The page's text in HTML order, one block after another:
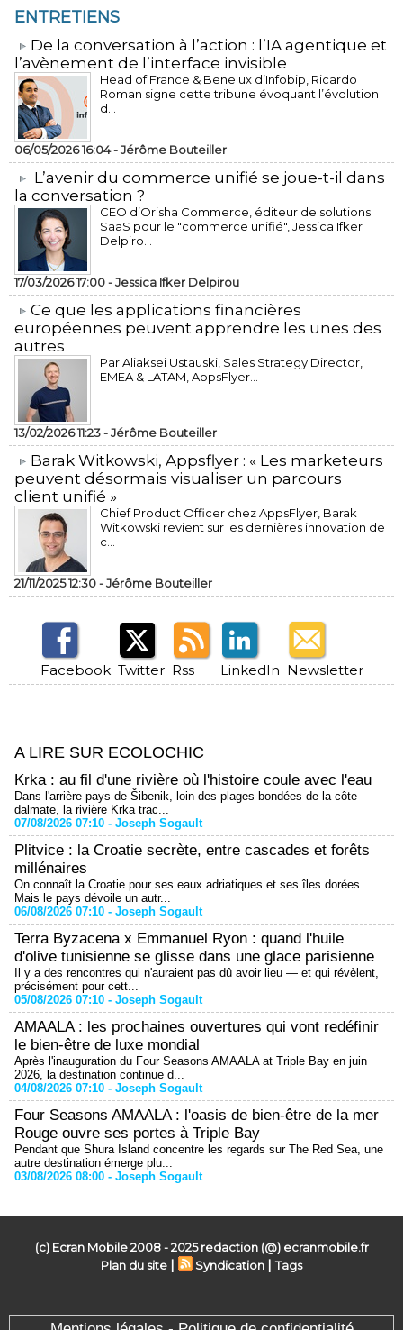
ENTRETIENS
​De la conversation à l’action : l’IA agentique et
l’avènement de l’interface invisible
Head of France & Benelux d’Infobip, Ricardo
Roman signe cette tribune évoquant l’évolution
d...
06/05/2026 16:04 -Jérôme Bouteiller
L’avenir du commerce unifié se joue-t-il dans
la conversation ?
CEO d’Orisha Commerce, éditeur de solutions
SaaS pour le "commerce unifié", Jessica Ifker
Delpiro...
17/03/2026 17:00 -Jessica Ifker Delpirou
​Ce que les applications financières
européennes peuvent apprendre les unes des
autres
Par Aliaksei Ustauski, Sales Strategy Director,
EMEA & LATAM, AppsFlyer...
13/02/2026 11:23 -Jérôme Bouteiller
​Barak Witkowski, Appsflyer : « Les marketeurs
peuvent désormais visualiser un parcours
client unifié »
Chief Product Officer chez AppsFlyer, ​Barak
Witkowski revient sur les dernières innovation de
c...
21/11/2025 12:30 -Jérôme Bouteiller
Facebook Twitter Rss LinkedIn Newsletter
A LIRE SUR ECOLOCHIC
Krka : au fil d'une rivière où l'histoire coule avec l'eau
Dans l'arrière-pays de Šibenik, loin des plages bondées de la côte
dalmate, la rivière Krka trac...
07/08/2026 07:10 - Joseph Sogault
Plitvice : la Croatie secrète, entre cascades et forêts
millénaires
On connaît la Croatie pour ses eaux adriatiques et ses îles dorées.
Mais le pays dévoile un autr...
06/08/2026 07:10 - Joseph Sogault
Terra Byzacena x Emmanuel Ryon : quand l'huile
d'olive tunisienne se glisse dans une glace parisienne
Il y a des rencontres qui n'auraient pas dû avoir lieu — et qui révèlent,
précisément pour cett...
05/08/2026 07:10 - Joseph Sogault
AMAALA : les prochaines ouvertures qui vont redéfinir
le bien-être de luxe mondial
Après l'inauguration du Four Seasons AMAALA at Triple Bay en juin
2026, la destination continue d...
04/08/2026 07:10 - Joseph Sogault
Four Seasons AMAALA : l'oasis de bien-être de la mer
Rouge ouvre ses portes à Triple Bay
Pendant que Shura Island concentre les regards sur The Red Sea, une
autre destination émerge plu...
03/08/2026 08:00 - Joseph Sogault
(c) Ecran Mobile 2008 - 2025 redaction (@) ecranmobile.fr
Plan du site | Syndication |Tags